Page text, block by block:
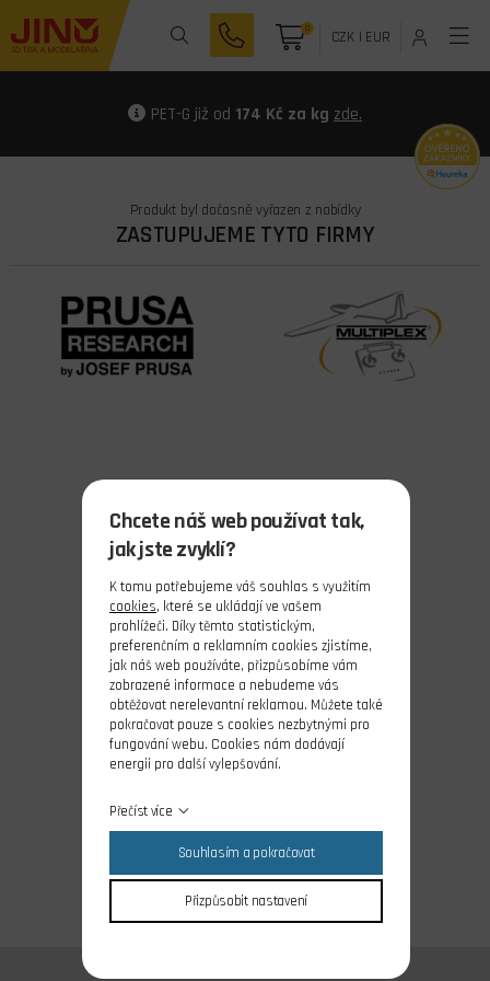
0 CZK| EUR
PET-G již od 174 Kč za kg zde.
Produkt byl dočasně vyřazen z nabídky
ZASTUPUJEME TYTO FIRMY
Chcete náš web používat tak,
jak jste zvyklí?
K tomu potřebujeme váš souhlas s využitím
cookies, které se ukládají ve vašem
prohlížeči. Díky těmto statistickým,
preferenčním a reklamním cookies zjistíme,
jak náš web používáte, přizpůsobíme vám
zobrazené informace a nebudeme vás
obtěžovat nerelevantní reklamou. Můžete také
pokračovat pouze s cookies nezbytnými pro
fungování webu. Cookies nám dodávají
energii pro další vylepšování.
Přečíst více
Souhlasím a pokračovat
Přizpůsobit nastavení